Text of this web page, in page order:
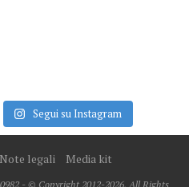
Segui su Instagram
Note legali Media kit
- © Copyright 2012-2026, All Rights